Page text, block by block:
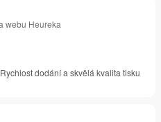
webu Heureka
dodání a skvělá kvalita tisku